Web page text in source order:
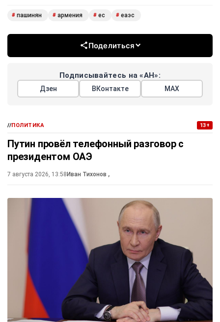
# пашинян # армения # ес # еаэс
Поделиться
Подписывайтесь на «АН»:
Дзен ВКонтакте МАХ
//ПОЛИТИКА 13+
Путин провёл телефонный разговор с
президентом ОАЭ
7 августа 2026, 13:58Иван Тихонов ,